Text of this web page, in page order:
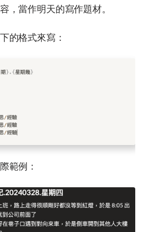
，當作明天的寫作題材。
的格式來寫：
範例：